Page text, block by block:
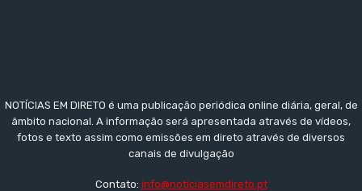
NOTÍCIAS EM DIRETO é uma publicação periódica online diária, geral, de
âmbito nacional. A informação será apresentada através de vídeos,
fotos e texto assim como emissões em direto através de diversos
canais de divulgação
Contato: info@noticiasemdireto.pt